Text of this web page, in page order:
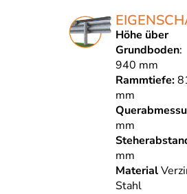
Höhe über
Grundboden:
940 mm
Rammtiefe:
mm
mm
mm
Material
Stahl